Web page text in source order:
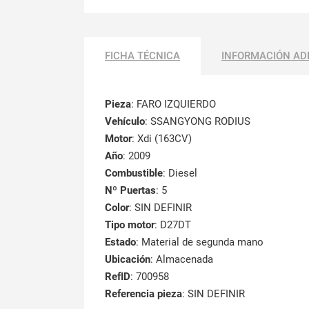
FICHA TÉCNICA INFORMACIÓN
Pieza: FARO IZQUIERDO
Vehículo: SSANGYONG RODIUS
Motor: Xdi (163CV)
Año: 2009
Combustible: Diesel
Nº Puertas: 5
Color: SIN DEFINIR
Tipo motor: D27DT
Estado: Material de segunda mano
Ubicación: Almacenada
RefID: 700958
Referencia pieza: SIN DEFINIR